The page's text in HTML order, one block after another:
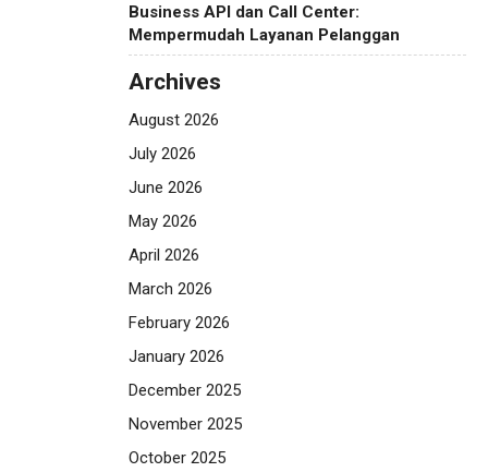
Business API dan Call Center:
Mempermudah Layanan Pelanggan
Archives
August 2026
July 2026
June 2026
May 2026
April 2026
March 2026
February 2026
January 2026
December 2025
November 2025
October 2025